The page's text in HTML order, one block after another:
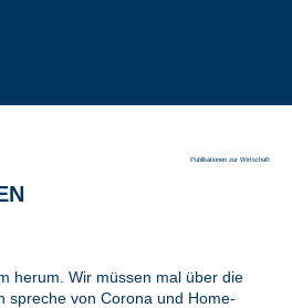
Publikationen zur Wirtschaft
herum. Wir müssen mal über die
spreche von Corona und Home-